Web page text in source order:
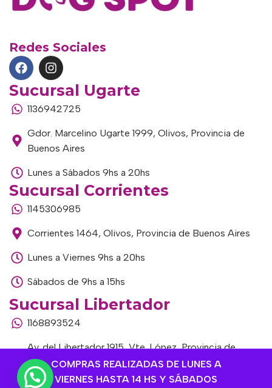
COMPRAS REALIZADAS DE LUNES A
VIERNES HASTA 14 HS Y SÁBADOS
Redes Sociales
Sucursal Ugarte
1136942725
Gdor. Marcelino Ugarte 1999, Olivos, Provincia de
Buenos Aires
Lunes a Sábados 9hs a 20hs
Sucursal Corrientes
1145306985
Corrientes 1464, Olivos, Provincia de Buenos Aires
Lunes a Viernes 9hs a 20hs
Sábados de 9hs a 15hs
Sucursal Libertador
1168893524
Av. del Libertador 1915, Vte. López, Provincia de
Buenos Aires